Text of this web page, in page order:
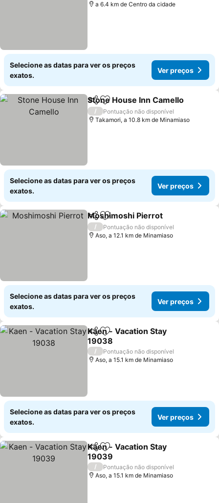
a 6.4 km de Centro da cidade
Selecione as datas para ver os preços
exatos.
Ver preços
PartilharAdicionar aos favoritos
Stone House Inn Camello
/
Pontuação não disponível
Takamori, a 10.8 km de Minamiaso
Selecione as datas para ver os preços
exatos.
Ver preços
PartilharAdicionar aos favoritos
Moshimoshi Pierrot
/
Pontuação não disponível
Aso, a 12.1 km de Minamiaso
Selecione as datas para ver os preços
exatos.
Ver preços
PartilharAdicionar aos favoritos
Kaen - Vacation Stay
19038
/
Pontuação não disponível
Aso, a 15.1 km de Minamiaso
Selecione as datas para ver os preços
exatos.
Ver preços
PartilharAdicionar aos favoritos
Kaen - Vacation Stay
19039
/
Pontuação não disponível
Aso, a 15.1 km de Minamiaso